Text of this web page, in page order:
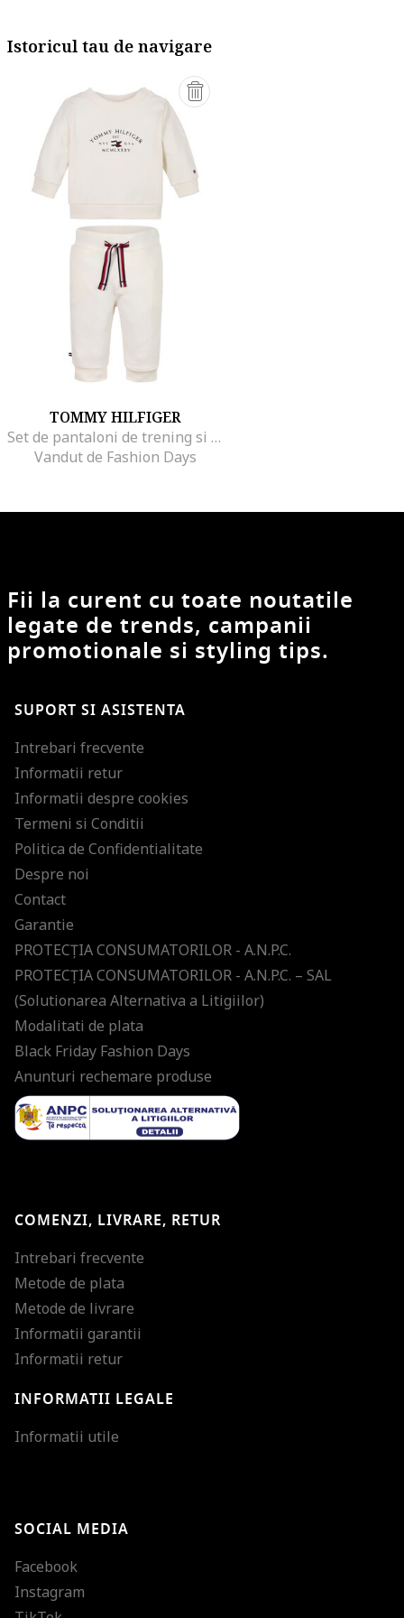
Istoricul tau de navigare
TOMMY HILFIGER
Set de pantaloni de trening si bluza de trening cu imprimeu logo - 2 piese
Vandut de Fashion Days
Fii la curent cu toate noutatile
legate de trends, campanii
promotionale si styling tips.
SUPORT SI ASISTENTA
Intrebari frecvente
Informatii retur
Informatii despre cookies
Termeni si Conditii
Politica de Confidentialitate
Despre noi
Contact
Garantie
PROTECŢIA CONSUMATORILOR - A.N.P.C.
PROTECŢIA CONSUMATORILOR - A.N.P.C. – SAL
(Solutionarea Alternativa a Litigiilor)
Modalitati de plata
Black Friday Fashion Days
Anunturi rechemare produse
COMENZI, LIVRARE, RETUR
Intrebari frecvente
Metode de plata
Metode de livrare
Informatii garantii
Informatii retur
INFORMATII LEGALE
Informatii utile
SOCIAL MEDIA
Facebook
Instagram